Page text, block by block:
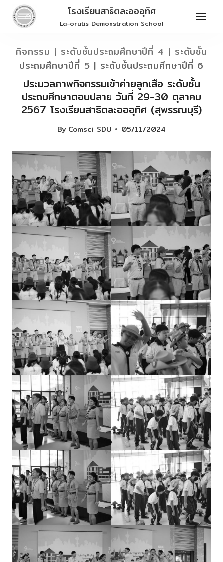
Skip
โรงเรียนสาธิตละอออุทิศ
La-orutis Demonstration School
กิจกรรม | ระดับชั้นประถมศึกษาปีที่ 4 | ระดับชั้น
ประถมศึกษาปีที่ 5 | ระดับชั้นประถมศึกษาปีที่ 6
ประมวลภาพกิจกรรมเข้าค่ายลูกเสือ ระดับชั้น
ประถมศึกษาตอนปลาย วันที่ 29-30 ตุลาคม
2567 โรงเรียนสาธิตละอออุทิศ (สุพรรณบุรี)
By Comsci SDU 05/11/2024